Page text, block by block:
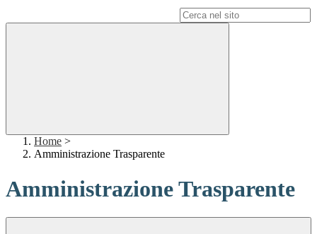
Home >
Amministrazione Trasparente
Amministrazione Trasparente